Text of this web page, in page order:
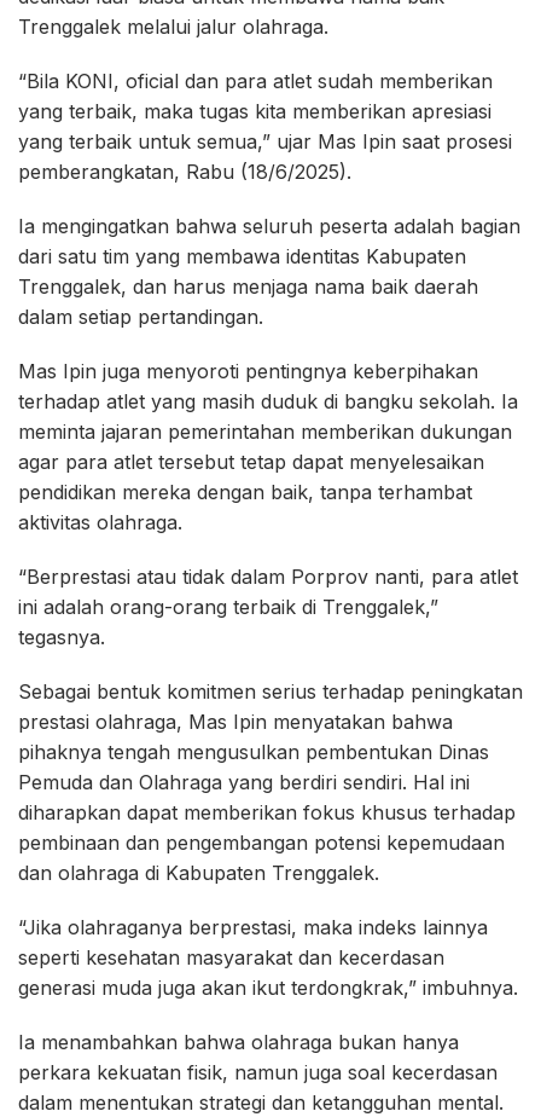
Trenggalek melalui jalur olahraga.
“Bila KONI, oficial dan para atlet sudah memberikan
yang terbaik, maka tugas kita memberikan apresiasi
yang terbaik untuk semua,” ujar Mas Ipin saat prosesi
pemberangkatan, Rabu (18/6/2025).
Ia mengingatkan bahwa seluruh peserta adalah bagian
dari satu tim yang membawa identitas Kabupaten
Trenggalek, dan harus menjaga nama baik daerah
dalam setiap pertandingan.
Mas Ipin juga menyoroti pentingnya keberpihakan
terhadap atlet yang masih duduk di bangku sekolah. Ia
meminta jajaran pemerintahan memberikan dukungan
agar para atlet tersebut tetap dapat menyelesaikan
pendidikan mereka dengan baik, tanpa terhambat
aktivitas olahraga.
“Berprestasi atau tidak dalam Porprov nanti, para atlet
ini adalah orang-orang terbaik di Trenggalek,”
tegasnya.
Sebagai bentuk komitmen serius terhadap peningkatan
prestasi olahraga, Mas Ipin menyatakan bahwa
pihaknya tengah mengusulkan pembentukan Dinas
Pemuda dan Olahraga yang berdiri sendiri. Hal ini
diharapkan dapat memberikan fokus khusus terhadap
pembinaan dan pengembangan potensi kepemudaan
dan olahraga di Kabupaten Trenggalek.
“Jika olahraganya berprestasi, maka indeks lainnya
seperti kesehatan masyarakat dan kecerdasan
generasi muda juga akan ikut terdongkrak,” imbuhnya.
Ia menambahkan bahwa olahraga bukan hanya
perkara kekuatan fisik, namun juga soal kecerdasan
dalam menentukan strategi dan ketangguhan mental.